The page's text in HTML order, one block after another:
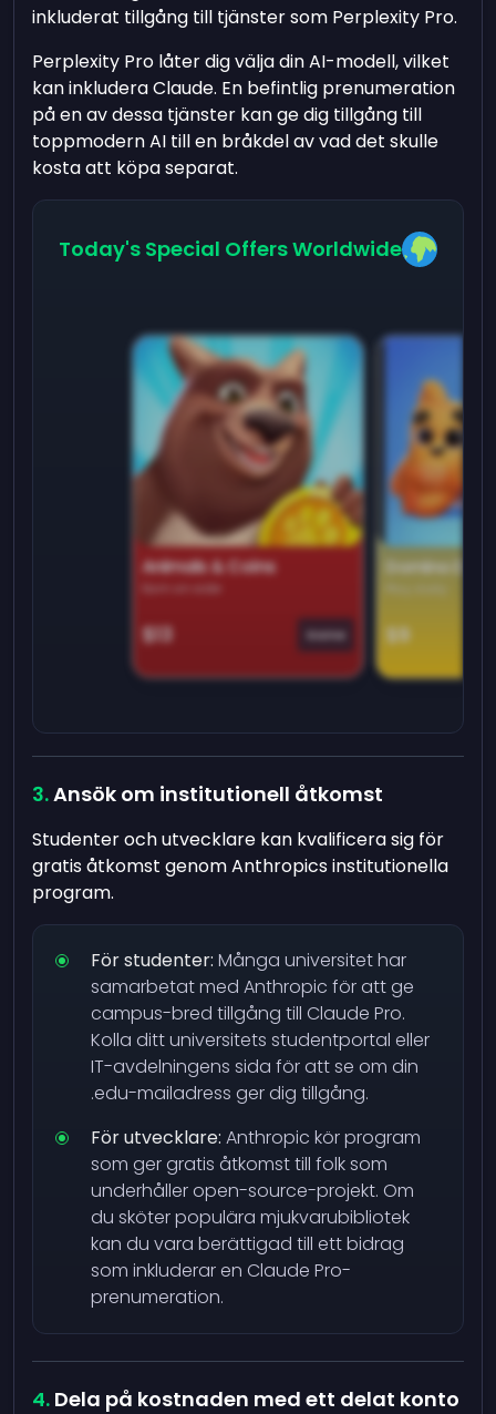
inkluderat tillgång till tjänster som Perplexity Pro.
Perplexity Pro låter dig välja din AI-modell, vilket
kan inkludera Claude. En befintlig prenumeration
på en av dessa tjänster kan ge dig tillgång till
toppmodern AI till en bråkdel av vad det skulle
kosta att köpa separat.
Today's Special Offers Worldwide
Animals & Coins
Earn on side
$13 Game
Domino
$9
Ansök om institutionell åtkomst
Studenter och utvecklare kan kvalificera sig för
gratis åtkomst genom Anthropics institutionella
program.
För studenter: Många universitet har
samarbetat med Anthropic för att ge
campus-bred tillgång till Claude Pro.
Kolla ditt universitets studentportal eller
IT-avdelningens sida för att se om din
.edu-mailadress ger dig tillgång.
För utvecklare: Anthropic kör program
som ger gratis åtkomst till folk som
underhåller open-source-projekt. Om
du sköter populära mjukvarubibliotek
kan du vara berättigad till ett bidrag
som inkluderar en Claude Pro-
prenumeration.
Dela på kostnaden med ett delat konto